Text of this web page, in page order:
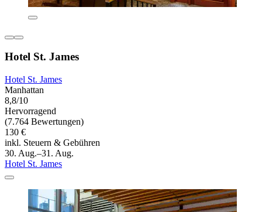
Hotel St. James
Hotel St. James
Manhattan
8,8/10
Hervorragend
(7.764 Bewertungen)
130 €
inkl. Steuern & Gebühren
30. Aug.–31. Aug.
Hotel St. James